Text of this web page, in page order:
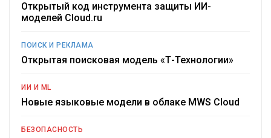
Открытый код инструмента защиты ИИ-
моделей Cloud.ru
ПОИСК И РЕКЛАМА
Открытая поисковая модель «Т-Технологии»
ИИ И ML
Новые языковые модели в облаке MWS Cloud
БЕЗОПАСНОСТЬ